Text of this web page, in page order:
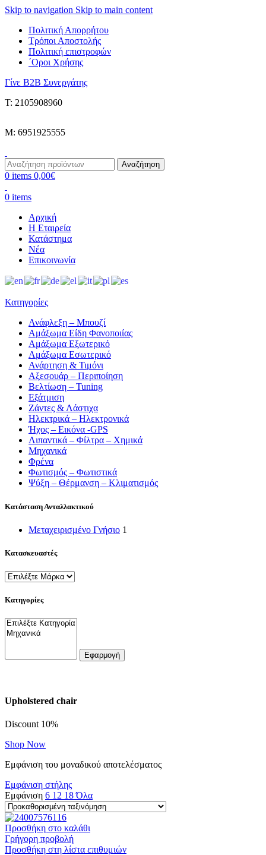
Skip to navigation Skip to main content
Πολιτική Απορρήτου
Τρόποι Αποστολής
Πολιτική επιστροφών
΄Οροι Χρήσης
Γίνε B2B Συνεργάτης
Τ: 2105908960
M: 6951925555
Αναζήτηση
0 items 0,00€
0 items
Αρχική
Η Εταιρεία
Κατάστημα
Νέα
Επικοινωνία
Κατηγορίες
Ανάφλεξη – Μπουζί
Αμάξωμα Είδη Φανοποιίας
Αμάξωμα Εξωτερικό
Αμάξωμα Εσωτερικό
Ανάρτηση & Τιμόνι
Αξεσουάρ – Περιποίηση
Βελτίωση – Tuning
Εξάτμιση
Ζάντες & Λάστιχα
Ηλεκτρικά – Ηλεκτρονικά
Ήχος – Εικόνα -GPS
Λιπαντικά – Φίλτρα – Χημικά
Μηχανικά
Φρένα
Φωτισμός – Φωτιστικά
Ψύξη – Θέρμανση – Κλιματισμός
Κατάσταση Ανταλλακτικού
Μεταχειρισμένο Γνήσιο 1
Κατασκευαστές
Κατηγορίες
Εφαρμογή
Upholstered chair
Discount 10%
Shop Now
Εμφάνιση του μοναδικού αποτελέσματος
Εμφάνιση στήλης
Εμφάνιση 6 12 18Όλα
Προσθήκη στο καλάθι
Γρήγορη προβολή
Προσθήκη στη λίστα επιθυμιών